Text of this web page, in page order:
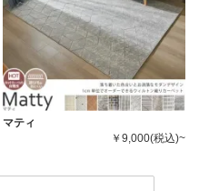
マティ
￥9,000(税込)~